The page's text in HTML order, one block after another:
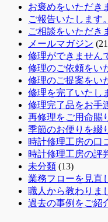
お褒めをいただき
ご報告いたします。
ご相談をいただき
メールマガジン
修理ができません
修理のご依頼をい
修理のご提案をい
修理を完了いたし
修理完了品をお手
再修理をご用命賜
季節のお便りを綴
時計修理工房の口
時計修理工房の評
未分類 (13)
業務フローを見直
職人から教わりま
過去の事例をご紹